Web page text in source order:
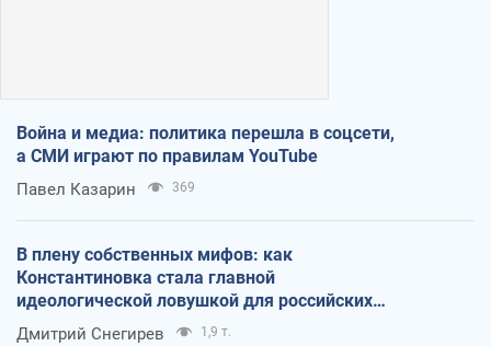
Война и медиа: политика перешла в соцсети,
а СМИ играют по правилам YouTube
Павел Казарин 369
В плену собственных мифов: как
Константиновка стала главной
идеологической ловушкой для российских
оккупантов
Дмитрий Снегирев 1,9 т.